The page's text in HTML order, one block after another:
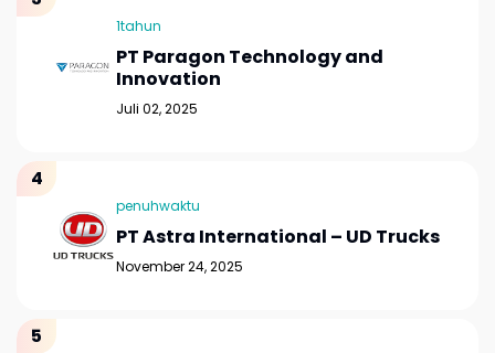
1tahun
PT Paragon Technology and
Innovation
Juli 02, 2025
penuhwaktu
PT Astra International – UD Trucks
November 24, 2025